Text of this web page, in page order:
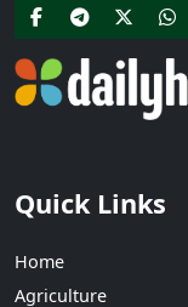
Quick Links
Home
Agriculture